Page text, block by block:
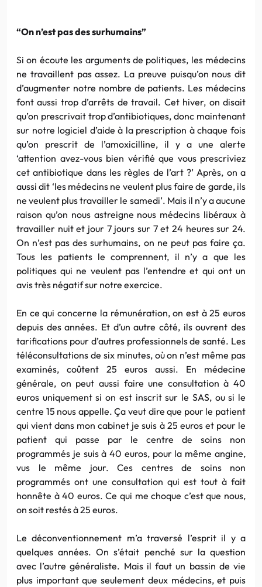
“On n’est pas des surhumains”
Si on écoute les arguments de politiques, les médecins
ne travaillent pas assez. La preuve puisqu’on nous dit
d’augmenter notre nombre de patients. Les médecins
font aussi trop d’arrêts de travail. Cet hiver, on disait
qu’on prescrivait trop d’antibiotiques, donc maintenant
sur notre logiciel d’aide à la prescription à chaque fois
qu’on prescrit de l’amoxicilline, il y a une alerte
‘attention avez-vous bien vérifié que vous prescriviez
cet antibiotique dans les règles de l’art ?’ Après, on a
aussi dit ‘les médecins ne veulent plus faire de garde, ils
ne veulent plus travailler le samedi’. Mais il n’y a aucune
raison qu’on nous astreigne nous médecins libéraux à
travailler nuit et jour 7 jours sur 7 et 24 heures sur 24.
On n’est pas des surhumains, on ne peut pas faire ça.
Tous les patients le comprennent, il n’y a que les
politiques qui ne veulent pas l’entendre et qui ont un
avis très négatif sur notre exercice.
En ce qui concerne la rémunération, on est à 25 euros
depuis des années. Et d’un autre côté, ils ouvrent des
tarifications pour d’autres professionnels de santé. Les
téléconsultations de six minutes, où on n’est même pas
examinés, coûtent 25 euros aussi. En médecine
générale, on peut aussi faire une consultation à 40
euros uniquement si on est inscrit sur le SAS, ou si le
centre 15 nous appelle. Ça veut dire que pour le patient
qui vient dans mon cabinet je suis à 25 euros et pour le
patient qui passe par le centre de soins non
programmés je suis à 40 euros, pour la même angine,
vus le même jour. Ces centres de soins non
programmés ont une consultation qui est tout à fait
honnête à 40 euros. Ce qui me choque c’est que nous,
on soit restés à 25 euros.
Le déconventionnement m’a traversé l’esprit il y a
quelques années. On s’était penché sur la question
avec l’autre généraliste. Mais il faut un bassin de vie
plus important que seulement deux médecins, et puis